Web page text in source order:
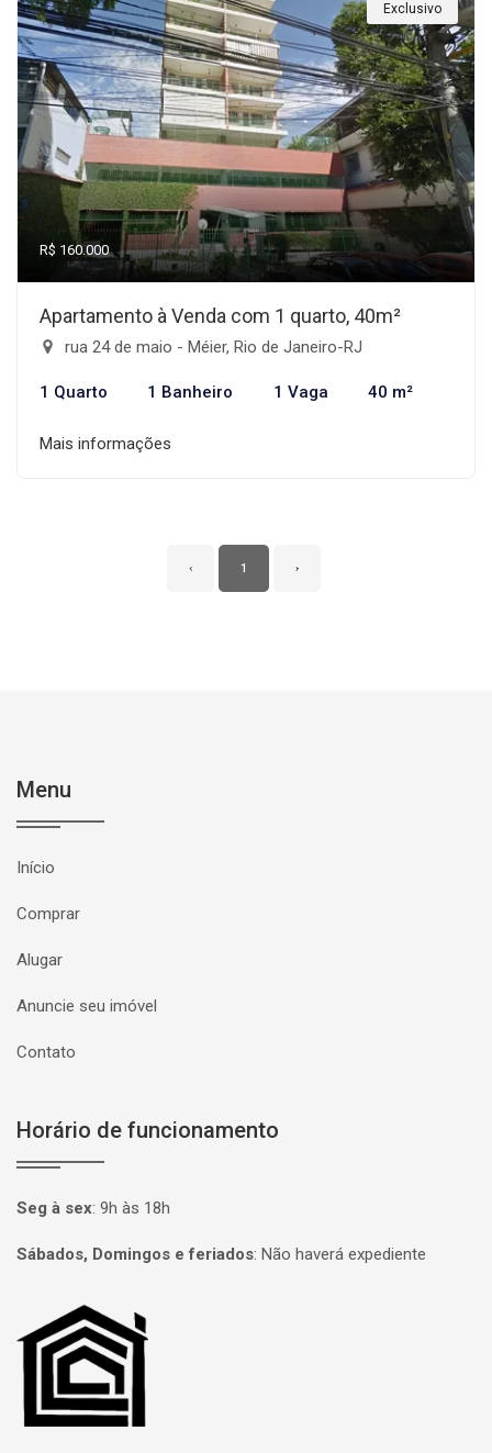
Exclusivo
R$ 160.000
Apartamento à Venda com 1 quarto, 40m²
rua 24 de maio - Méier, Rio de Janeiro-RJ
1 Quarto 1 Banheiro 1 Vaga 40 m²
Mais informações
‹ 1 ›
Menu
Início
Comprar
Alugar
Anuncie seu imóvel
Contato
Horário de funcionamento
Seg à sex: 9h às 18h
Sábados, Domingos e feriados: Não haverá expediente
Página inicial